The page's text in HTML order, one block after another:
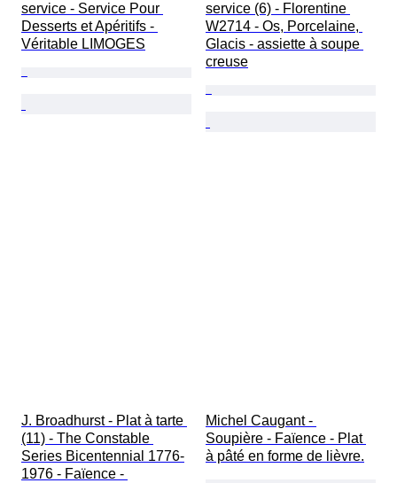
service - Service Pour
Desserts et Apéritifs -
Véritable LIMOGES
service (6) - Florentine
W2714 - Os, Porcelaine,
Glacis - assiette à soupe
creuse
J. Broadhurst - Plat à tarte
(11) - The Constable
Series Bicentennial 1776-
1976 - Faïence -
Michel Caugant -
Soupière - Faïence - Plat
à pâté en forme de lièvre.